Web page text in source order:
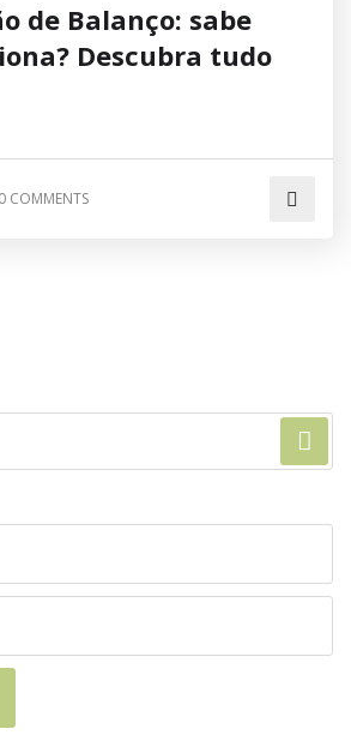
de Balanço: sabe
Descubra tudo
0 COMMENTS